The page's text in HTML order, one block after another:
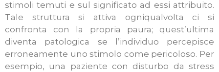
stimoli temuti e sul significato ad essi attribuito.
Tale struttura si attiva ogniqualvolta ci si
confronta con la propria paura; quest’ultima
diventa patologica se l’individuo percepisce
erroneamente uno stimolo come pericoloso. Per
esempio, una paziente con disturbo da stress